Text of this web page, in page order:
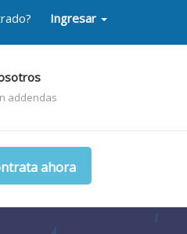
Ingresar
addendas
ahora